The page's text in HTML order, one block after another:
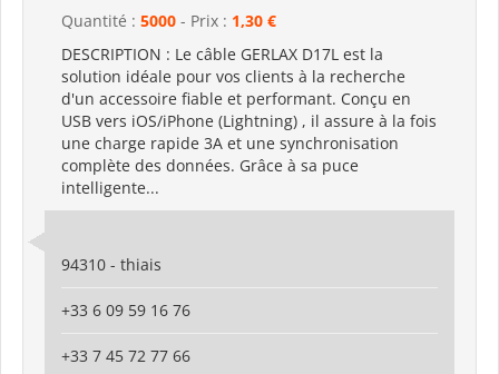
Quantité : 5000 - Prix : 1,30 €
DESCRIPTION : Le câble GERLAX D17L est la
solution idéale pour vos clients à la recherche
d'un accessoire fiable et performant. Conçu en
USB vers iOS/iPhone (Lightning) , il assure à la fois
une charge rapide 3A et une synchronisation
complète des données. Grâce à sa puce
intelligente...
94310 - thiais
+33 6 09 59 16 76
+33 7 45 72 77 66